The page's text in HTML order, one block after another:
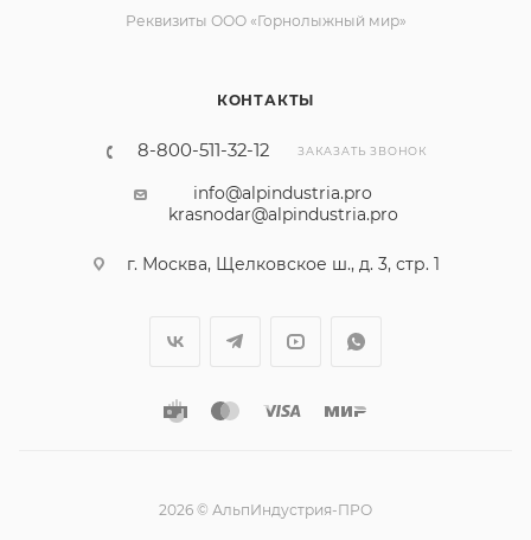
КОНТАКТЫ
8-800-511-32-12 ЗАКАЗАТЬ ЗВОНОК
info@alpindustria.pro
krasnodar@alpindustria.pro
г. Москва, Щелковское ш., д. 3, стр. 1
Реквизиты ООО «Горнолыжный мир»
2026 © АльпИндустрия-ПРО